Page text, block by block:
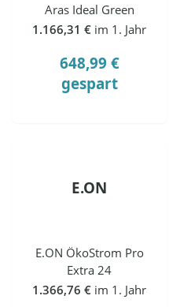
Aras Ideal Green
1.166,31 € im 1. Jahr
648,99 €
gespart
E.ON
E.ON ÖkoStrom Pro
Extra 24
1.366,76 € im 1. Jahr